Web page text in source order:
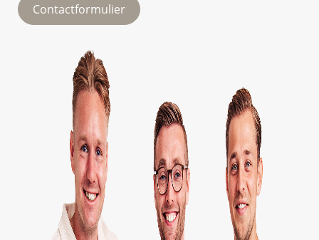
Contactformulier